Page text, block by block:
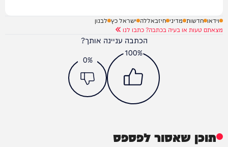
וידאו חדשות מדיני חיזבאללה ישראל כץ לבנון
מצאתם טעות או בעיה בכתבה? כתבו לנו
הכתבה עניינה אותך?
100%
0%
תוכן שאסור לפספס